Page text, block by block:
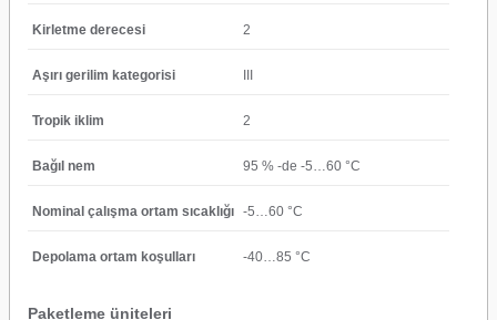
Kirletme derecesi 2
Aşırı gerilim kategorisi
Tropik iklim 2
Bağıl nem 95 % -de -5…60 °C
Nominal çalışma ortam sıcaklığı -5…60 °C
Depolama ortam koşulları -40…85 °C
Paketleme üniteleri